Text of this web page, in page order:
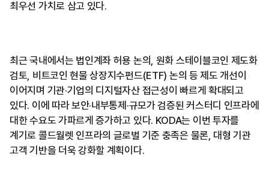
최우선 가치로 삼고 있다.
최근 국내에서는 법인계좌 허용 논의, 원화 스테이블코인 제도화
검토, 비트코인 현물 상장지수펀드(ETF) 논의 등 제도 개선이
이어지며 기관·기업의 디지털자산 접근성이 빠르게 확대되고
있다. 이에 따라 보안·내부통제·규모가 검증된 커스터디 인프라에
대한 수요도 가파르게 증가하고 있다. KODA는 이번 투자를
계기로 콜드월렛 인프라의 글로벌 기준 충족은 물론, 대형 기관
고객 기반을 더욱 강화할 계획이다.